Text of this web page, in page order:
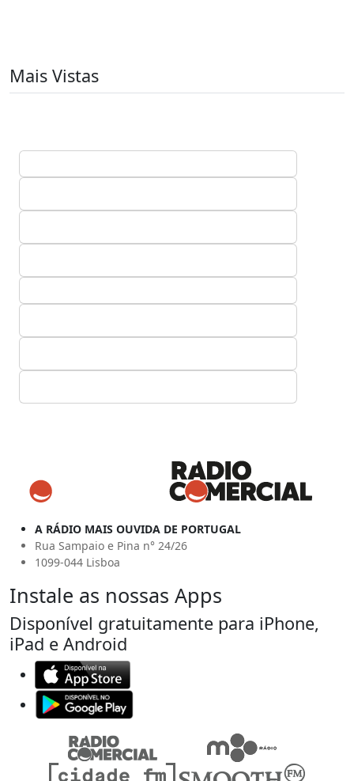
Mais Vistas
A RÁDIO MAIS OUVIDA DE PORTUGAL
Rua Sampaio e Pina n° 24/26
1099-044 Lisboa
Instale as nossas Apps
Disponível gratuitamente para iPhone,
iPad e Android